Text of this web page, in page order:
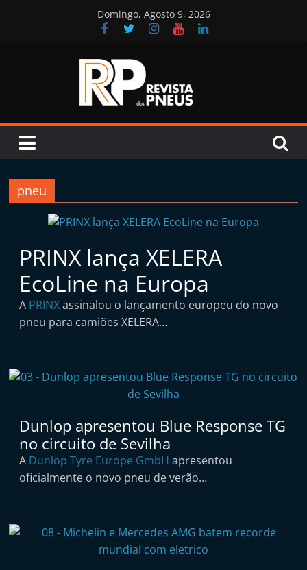
Domingo, Agosto 9, 2026
Revista
R
v
s
t
n
p
e
n
d
n
pneu
PRINX lança XELERA
EcoLine na Europa
A PRINXassinalou o lançamento europeu do novo
pneu para camiões XELERA…
Dunlop apresentou Blue Response TG
no circuito de Sevilha
A Dunlop Tyre Europe GmbH apresentou
oficialmente o novo pneu de verão…